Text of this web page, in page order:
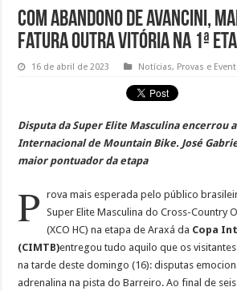
Com abandono de Avancini,
fatura outra vitória na 1ª
16 de abril de 2023 Notícias, Provas e
Disputa da Super Elite Masculina encerrou a
Internacional de Mountain Bike. José
maior pontuador da etapa
P
rova mais esperada pelo público
Super Elite Masculina do Cross-Country
(XCO HC) na etapa de Araxá da Copa
(CIMTB)entregou tudo aquilo que os
na tarde deste domingo (16): disputas
adrenalina na pista do Barreiro. Ao final de